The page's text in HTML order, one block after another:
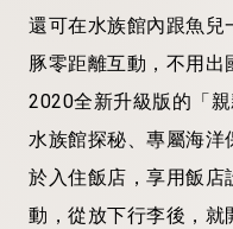
還可在水族館內跟魚兒
豚零距離互動，不用出
2020全新升級版的「
水族館探秘、專屬海洋
於入住飯店，享用飯店
動，從放下行李後，就